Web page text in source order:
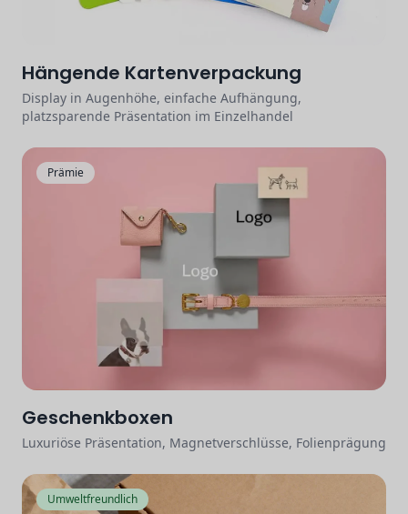
Hängende Kartenverpackung
Display in Augenhöhe, einfache Aufhängung,
platzsparende Präsentation im Einzelhandel
Prämie
Geschenkboxen
Luxuriöse Präsentation, Magnetverschlüsse, Folienprägung
Umweltfreundlich